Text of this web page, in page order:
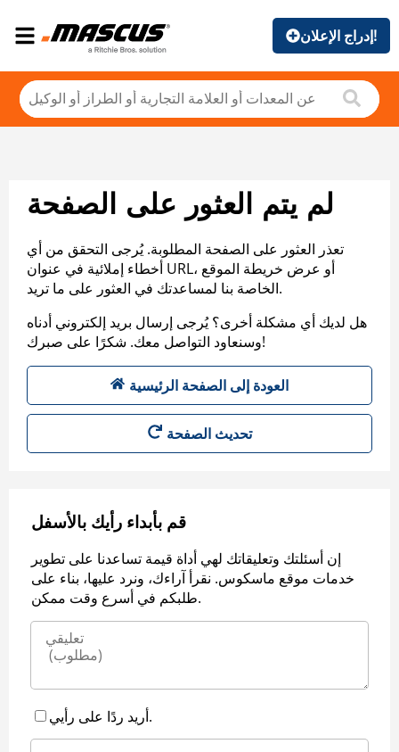
إدراج الإعلان!
لم يتم العثور على الصفحة
تعذر العثور على الصفحة المطلوبة. يُرجى التحقق من أي
أخطاء إملائية في عنوان URL، أو عرض خريطة الموقع
الخاصة بنا لمساعدتك في العثور على ما تريد.
هل لديك أي مشكلة أخرى؟ يُرجى إرسال بريد إلكتروني أدناه
وسنعاود التواصل معك. شكرًا على صبرك!
العودة إلى الصفحة الرئيسية
تحديث الصفحة
قم بأبداء رأيك بالأسفل
إن أسئلتك وتعليقاتك لهي أداة قيمة تساعدنا على تطوير
خدمات موقع ماسكوس. نقرأ آراءك، ونرد عليها، بناء على
طلبكم في أسرع وقت ممكن.
أريد ردًا على رأيي.